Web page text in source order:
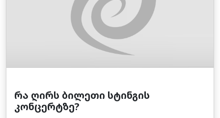
რა ღირს ბილეთი სტინგის
კონცერტზე?